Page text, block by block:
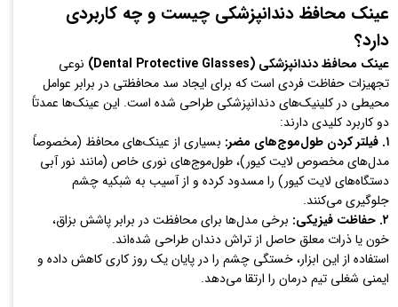
عینک محافظ دندانپزشکی چیست و چه کاربردی
دارد؟
عینک محافظ دندانپزشکی (Dental Protective Glasses)
نوعی
تجهیزات حفاظت فردی است که برای ایجاد سد محافظتی در برابر عوامل
محیطی در کلینیک‌های دندانپزشکی طراحی شده است. این عینک‌ها عمدتاً
دو کاربرد کلیدی دارند:
۱. فیلتر کردن طول‌موج‌های مضر:
بسیاری از عینک‌های محافظ (مخصوصاً
مدل‌های مخصوص لایت کیور)، طول‌موج‌های نوری خاص (مانند نور آبی
دستگاه‌های لایت کیور) را مسدود کرده و از آسیب به شبکیه چشم
جلوگیری می‌کنند.
۲. حفاظت فیزیکی:
برخی مدل‌ها برای محافظت در برابر پاشش بزاق،
خون یا ذرات معلق حاصل از تراش دندان طراحی شده‌اند.
استفاده از این ابزار، خستگی چشم را در پایان یک روز کاری کاهش داده و
ایمنی شغلی تیم درمان را ارتقا می‌دهد.